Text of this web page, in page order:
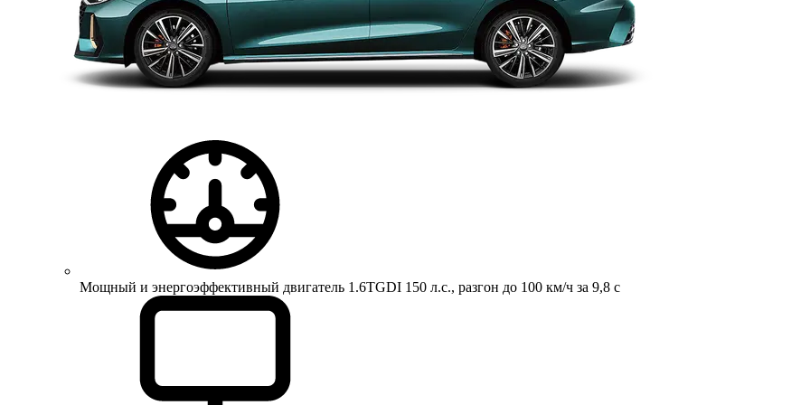
Мощный и энергоэффективный двигатель 1.6TGDI 150 л.с., разгон до 100 км/ч за 9,8 с